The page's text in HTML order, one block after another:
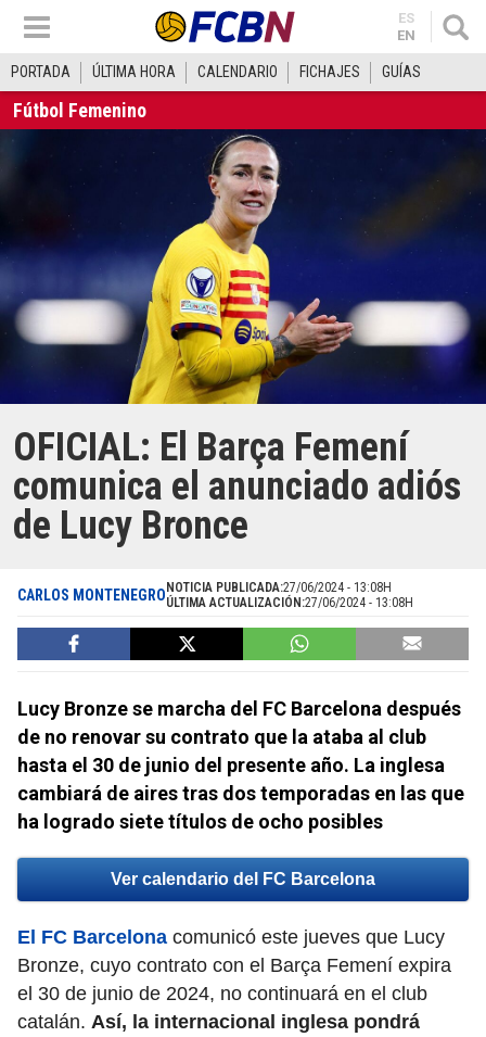
ES
EN
PORTADA ÚLTIMA HORA CALENDARIO FICHAJES GUÍAS
Fútbol Femenino
OFICIAL: El Barça Femení
comunica el anunciado adiós
de Lucy Bronce
CARLOS MONTENEGRO NOTICIA PUBLICADA:27/06/2024 - 13:08H
ÚLTIMA ACTUALIZACIÓN:27/06/2024 - 13:08H
Lucy Bronze se marcha del FC Barcelona después
de no renovar su contrato que la ataba al club
hasta el 30 de junio del presente año. La inglesa
cambiará de aires tras dos temporadas en las que
ha logrado siete títulos de ocho posibles
Ver calendario del FC Barcelona
El FC Barcelona comunicó este jueves que Lucy
Bronze, cuyo contrato con el Barça Femení expira
el 30 de junio de 2024, no continuará en el club
catalán. Así, la internacional inglesa pondrá